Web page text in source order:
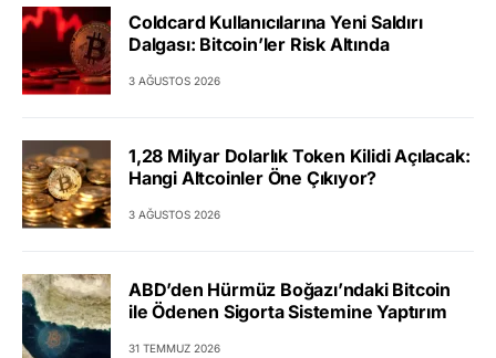
Coldcard Kullanıcılarına Yeni Saldırı
Dalgası: Bitcoin’ler Risk Altında
3 AĞUSTOS 2026
1,28 Milyar Dolarlık Token Kilidi Açılacak:
Hangi Altcoinler Öne Çıkıyor?
3 AĞUSTOS 2026
ABD’den Hürmüz Boğazı’ndaki Bitcoin
ile Ödenen Sigorta Sistemine Yaptırım
31 TEMMUZ 2026